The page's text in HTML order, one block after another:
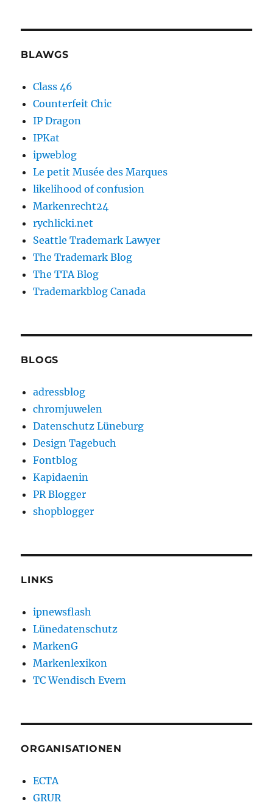
BLAWGS
Class 46
Counterfeit Chic
IP Dragon
IPKat
ipweblog
Le petit Musée des Marques
likelihood of confusion
Markenrecht24
rychlicki.net
Seattle Trademark Lawyer
The Trademark Blog
The TTA Blog
Trademarkblog Canada
BLOGS
adressblog
chromjuwelen
Datenschutz Lüneburg
Design Tagebuch
Fontblog
Kapidaenin
PR Blogger
shopblogger
LINKS
ipnewsflash
Lünedatenschutz
MarkenG
Markenlexikon
TC Wendisch Evern
ORGANISATIONEN
ECTA
GRUR